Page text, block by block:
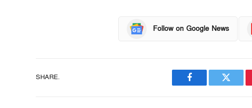
Follow on Google News
SHARE.
Facebook Twitter